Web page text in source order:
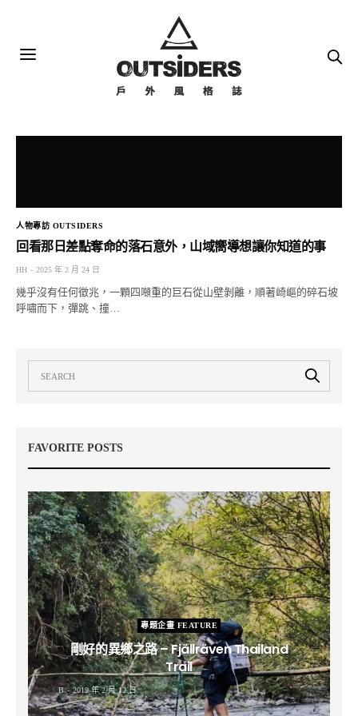
人物專訪 OUTSIDERS
回看那日差點奪命的落石意外，山域嚮導想讓你知道的事
HH 2025 年 2 月 24 日
幾乎沒有任何徵兆，一顆四噸重的巨石從山壁剝離，順著崎嶇的碎石坡
呼嘯而下，彈跳、撞…
FAVORITE POSTS
專題企畫 FEATURE
剛好的異鄉之路 – Fjällräven Thailand
Trail
B 2019 年 2 月 12 日